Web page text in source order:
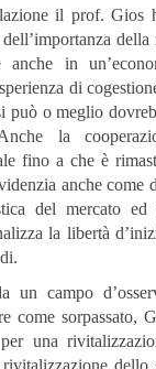
il prof. Gios
dell’importanza
anche in
di
può o meglio
la
fino a che è
anche come
del mercato ed
la libertà
un campo
come sorpassato,
una